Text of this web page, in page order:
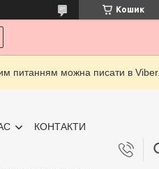
Кошик
питанням можна писати в Viber.
КОНТАКТИ